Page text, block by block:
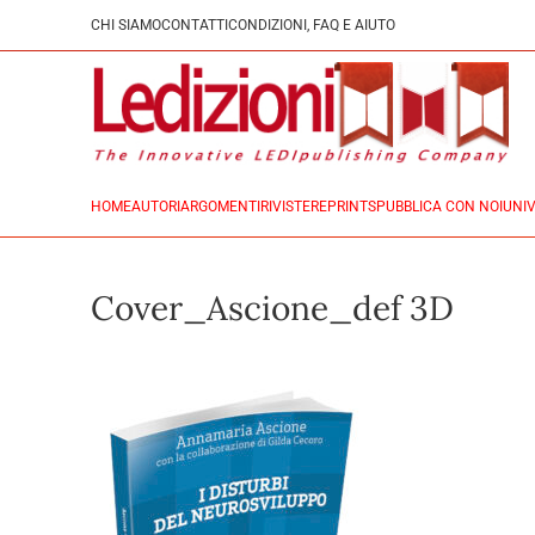
CHI SIAMOCONTATTI CONDIZIONI, FAQ E AIUTO
HOMEAUTORI ARGOMENTI RIVISTEREPRINTSPUBBLICA CON NOI
Cover_Ascione_def 3D